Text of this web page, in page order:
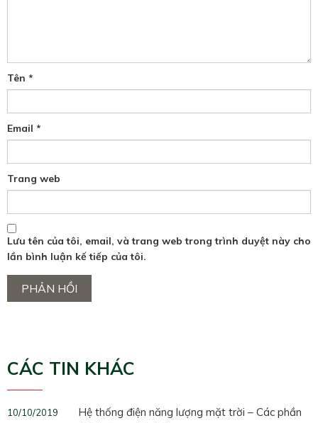
Tên *
Email *
Trang web
Lưu tên của tôi, email, và trang web trong trình duyệt này cho
lần bình luận kế tiếp của tôi.
CÁC TIN KHÁC
Hệ thống điện năng lượng mặt trời – Các phần
10/10/2019